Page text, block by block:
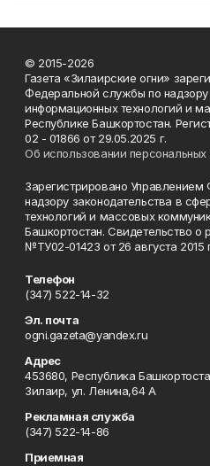
© 2015-2026
Газета «Зилаирские огни»
Федеральной службы по
информационных технологий и
Республике Башкортостан.
02 - 01866 от 29.05.2025 г.
Об использовании персональных
Зарегистрировано
надзору законодательства в
технологий и массовых
Башкортостан. Свидетельство о
№ТУ02-01423 от 26 августа 2015
Телефон
(347) 522-14-32
Эл. почта
ogni.gazeta@yandex.ru
Адрес
453680, Республика
Зилаир, ул. Ленина,64 А
Рекламная служба
(347) 522-14-86
Приемная